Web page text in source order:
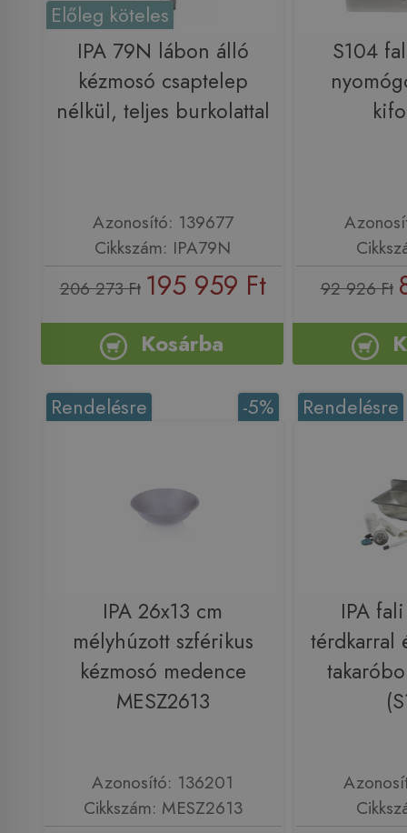
Előleg köteles
IPA 79N lábon álló
kézmosó csaptelep
nélkül, teljes burkolattal
Azonosító: 139677
Cikkszám: IPA79N
206 273 Ft 195 959 Ft
Kosárba
S104
92 926 Ft
-5%
Rendelésre
IPA 26x13 cm
mélyhúzott szférikus
kézmosó medence
MESZ2613
Azonosító: 136201
Cikkszám: MESZ2613
Rendelésre
IPA
térdkarral